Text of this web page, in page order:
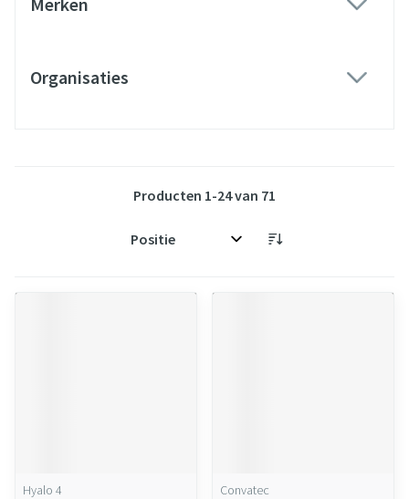
Organisaties
Producten 1-24van 71
Sorteer op:
Hyalo 4
Convatec